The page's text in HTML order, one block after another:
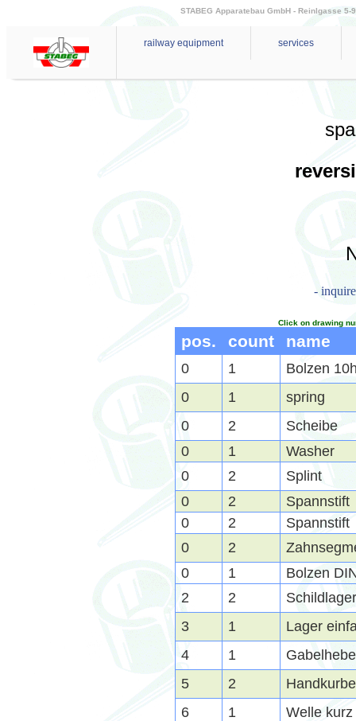
STABEG Apparatebau GmbH - Reinlgasse 5-
railway equipment services
-
Click on drawing
pos. count name
0 1
Bolzen
0
1
spring
0
2
Scheibe
0
1
Washer
0
2
Splint
0
2
Spannstift
0
2
Spannstift
0
2
0
1
Bolzen
2
2
Schildlager
3
1
Lager
4
1
5
2
6
1
Welle kurz